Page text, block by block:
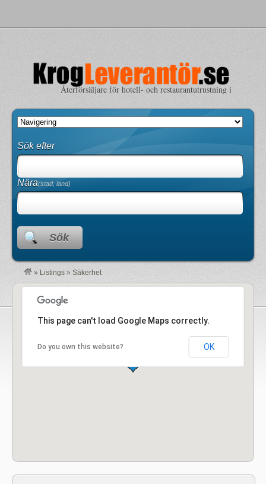
Återförsäljare för hotell- och restaurantutrustning i
Sök efter
Nära(stad, land)
Sök
» Listings » Säkerhet
This page can't load Google Maps correctly.
Do you own this website? OK